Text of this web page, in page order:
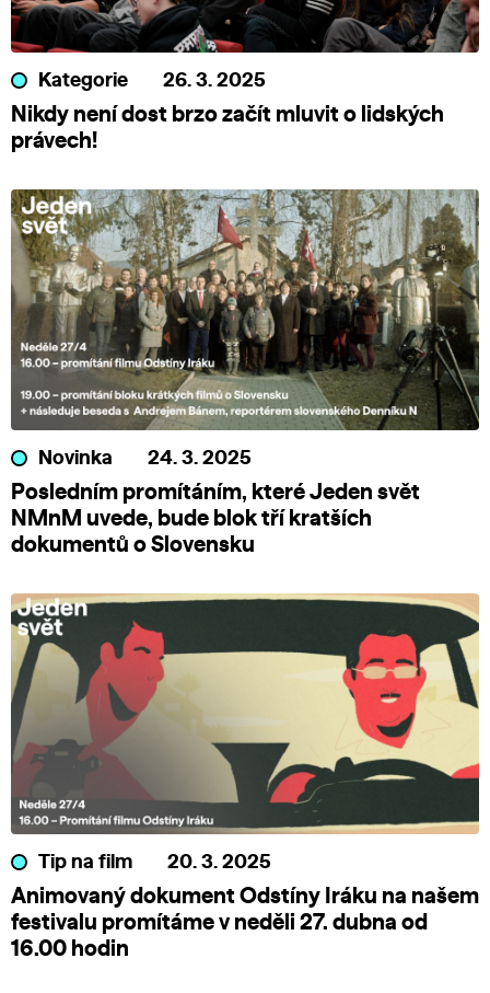
Kategorie 26. 3. 2025
Nikdy není dost brzo začít mluvit o lidských
právech!
Novinka 24. 3. 2025
Posledním promítáním, které Jeden svět
NMnM uvede, bude blok tří kratších
dokumentů o Slovensku
Tip na film 20. 3. 2025
Animovaný dokument Odstíny Iráku na našem
festivalu promítáme v neděli 27. dubna od
16.00 hodin